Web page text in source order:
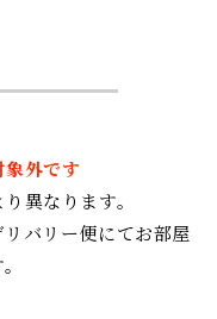
象外です
異なります。
バリー便にてお部屋